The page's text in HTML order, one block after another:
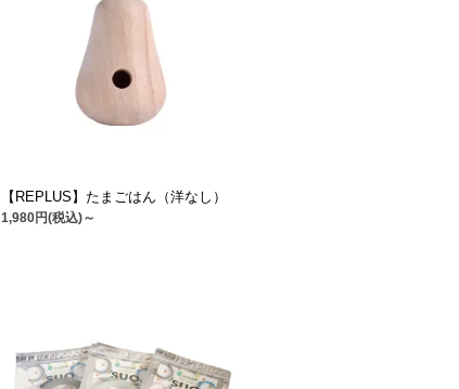
【REPLUS】たまごはん（洋なし）
1,980円(税込)～